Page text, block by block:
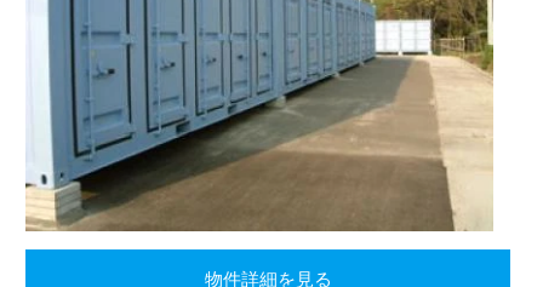
物件詳細を見る